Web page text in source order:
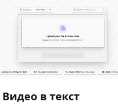
Видео в текст